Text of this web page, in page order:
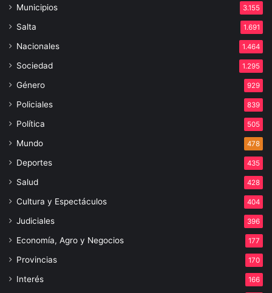
Municipios 3.155
Salta 1.691
Nacionales 1.464
Sociedad 1.295
Género 929
Policiales 839
Política 505
Mundo 478
Deportes 435
Salud 428
Cultura y Espectáculos 404
Judiciales 396
Economía, Agro y Negocios 177
Provincias 170
Interés 166